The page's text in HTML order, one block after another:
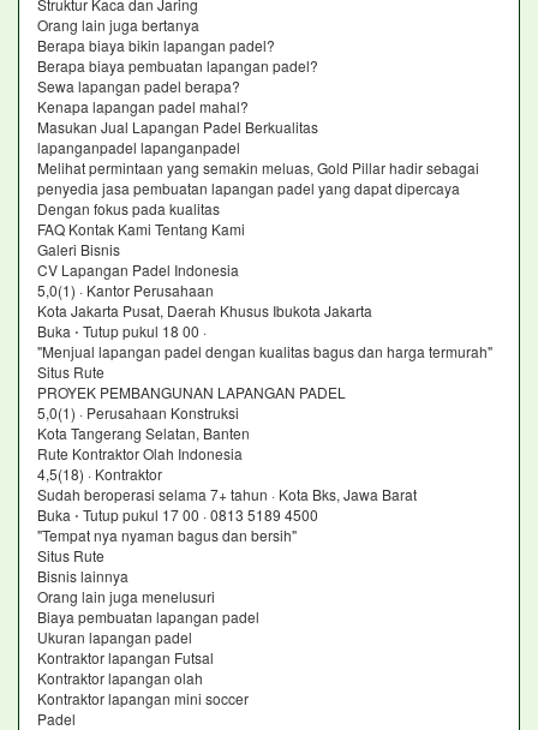
Struktur Kaca dan Jaring
Orang lain juga bertanya
Berapa biaya bikin lapangan padel?
Berapa biaya pembuatan lapangan padel?
Sewa lapangan padel berapa?
Kenapa lapangan padel mahal?
Masukan Jual Lapangan Padel Berkualitas
lapanganpadel lapanganpadel
Melihat permintaan yang semakin meluas, Gold Pillar hadir sebagai
penyedia jasa pembuatan lapangan padel yang dapat dipercaya
Dengan fokus pada kualitas
FAQ Kontak Kami Tentang Kami
Galeri Bisnis
CV Lapangan Padel Indonesia
5,0(1) · Kantor Perusahaan
Kota Jakarta Pusat, Daerah Khusus Ibukota Jakarta
Buka ⋅ Tutup pukul 18 00 ·
"Menjual lapangan padel dengan kualitas bagus dan harga termurah"
Situs Rute
PROYEK PEMBANGUNAN LAPANGAN PADEL
5,0(1) · Perusahaan Konstruksi
Kota Tangerang Selatan, Banten
Rute Kontraktor Olah Indonesia
4,5(18) · Kontraktor
Sudah beroperasi selama 7+ tahun · Kota Bks, Jawa Barat
Buka ⋅ Tutup pukul 17 00 · 0813 5189 4500
"Tempat nya nyaman bagus dan bersih"
Situs Rute
Bisnis lainnya
Orang lain juga menelusuri
Biaya pembuatan lapangan padel
Ukuran lapangan padel
Kontraktor lapangan Futsal
Kontraktor lapangan olah
Kontraktor lapangan mini soccer
Padel